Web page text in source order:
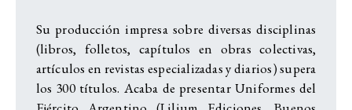
Su producción impresa sobre diversas disciplinas
(libros, folletos, capítulos en obras colectivas,
artículos en revistas especializadas y diarios) supera
los 300 títulos. Acaba de presentar Uniformes del